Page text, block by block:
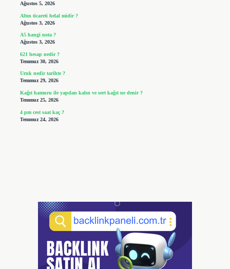
Ağustos 5, 2026
Altın ticareti helal midir ?
Ağustos 3, 2026
A5 hangi nota ?
Ağustos 3, 2026
621 hesap nedir ?
Temmuz 30, 2026
Uruk nedir tarihte ?
Temmuz 29, 2026
Kağıt hamuru ile yapılan kalın ve sert kağıt ne denir ?
Temmuz 25, 2026
4 pm cest saat kaç ?
Temmuz 24, 2026